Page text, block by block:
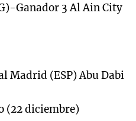
Ganador 3 Al Ain City
Madrid (ESP) Abu Dabi
(22 diciembre)